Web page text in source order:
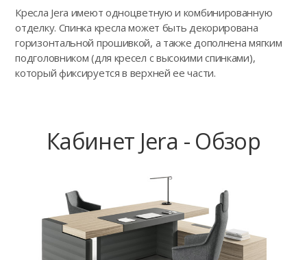
Кресла Jera имеют одноцветную и комбинированную
отделку. Спинка кресла может быть декорирована
горизонтальной прошивкой, а также дополнена мягким
подголовником (для кресел с высокими спинками),
который фиксируется в верхней ее части.
Кабинет Jera - Обзор